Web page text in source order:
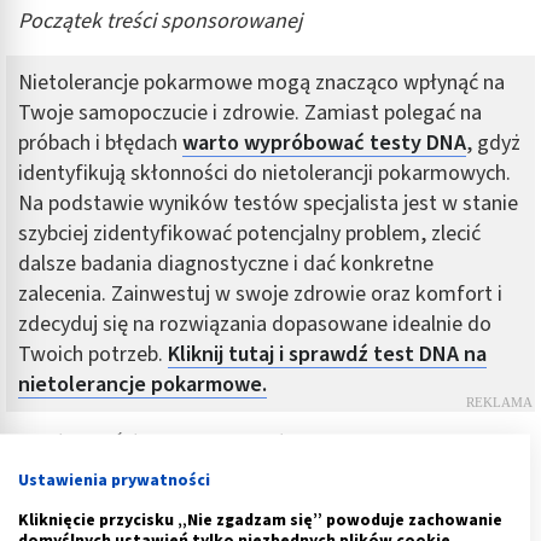
Początek treści sponsorowanej
Nietolerancje pokarmowe mogą znacząco wpłynąć na
Twoje samopoczucie i zdrowie. Zamiast polegać na
próbach i błędach warto wypróbować testy DNA, gdyż
identyfikują skłonności do nietolerancji pokarmowych.
Na podstawie wyników testów specjalista jest w stanie
szybciej zidentyfikować potencjalny problem, zlecić
dalsze badania diagnostyczne i dać konkretne
zalecenia. Zainwestuj w swoje zdrowie oraz komfort i
zdecyduj się na rozwiązania dopasowane idealnie do
Twoich potrzeb. Kliknij tutaj i sprawdź test DNA na
nietolerancje pokarmowe.
Koniec treści sponsorowanej
Rośnie liczba wykonywanych przez pacjentów testów
genetycznych, nie tylko wykrywających istniejące już
Ustawienia prywatności
Kliknięcie przycisku „Nie zgadzam się” powoduje zachowanie